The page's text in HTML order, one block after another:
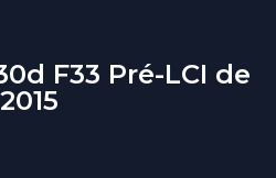
F33 Pré-LCI de
2015